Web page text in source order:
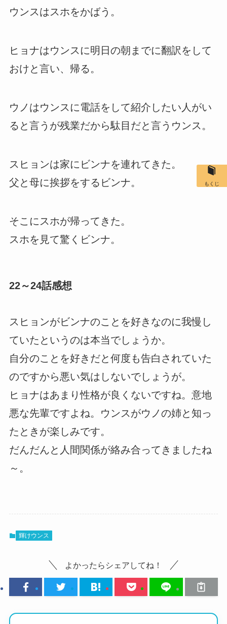
ウンスはスホをかばう。
ヒョナはウンスに明日の朝までに翻訳をして
おけと言い、帰る。
ウノはウンスに電話をして紹介したい人がい
ると言うが残業だから駄目だと言うウンス。
スヒョンは家にビンナを連れてきた。
父と母に挨拶をするビンナ。
そこにスホが帰ってきた。
スホを見て驚くビンナ。
22～24話感想
スヒョンがビンナのことを好きなのに我慢し
ていたというのは本当でしょうか。
自分のことを好きだと何度も告白されていた
のですから悪い気はしないでしょうが。
ヒョナはあまり性格が良くないですね。意地
悪な先輩ですよね。ウンスがウノの姉と知っ
たときが楽しみです。
だんだんと人間関係が絡み合ってきましたね
～。
輝けウンス
よかったらシェアしてね！
もくじ